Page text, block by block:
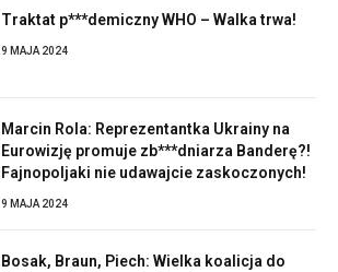
Traktat p***demiczny WHO – Walka trwa!
9 MAJA 2024
Marcin Rola: Reprezentantka Ukrainy na
Eurowizję promuje zb***dniarza Banderę?!
Fajnopoljaki nie udawajcie zaskoczonych!
9 MAJA 2024
Bosak, Braun, Piech: Wielka koalicja do